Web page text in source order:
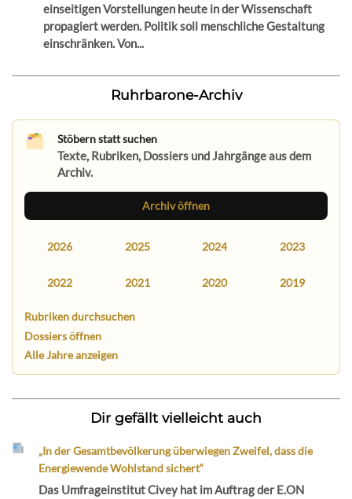
einseitigen Vorstellungen heute in der Wissenschaft
propagiert werden. Politik soll menschliche Gestaltung
einschränken. Von...
Ruhrbarone-Archiv
Stöbern statt suchen
Texte, Rubriken, Dossiers und Jahrgänge aus dem
Archiv.
Archiv öffnen
2026 2025 2024 2023
2022 2021 2020 2019
Rubriken durchsuchen
Dossiers öffnen
Alle Jahre anzeigen
Dir gefällt vielleicht auch
„In der Gesamtbevölkerung überwiegen Zweifel, dass die
Energiewende Wohlstand sichert“
Das Umfrageinstitut Civey hat im Auftrag der E.ON